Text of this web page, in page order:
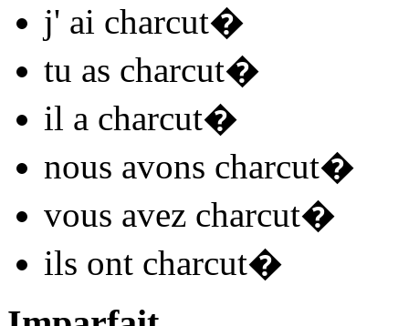
j' ai charcut�
tu as charcut�
il a charcut�
nous avons charcut�
vous avez charcut�
ils ont charcut�